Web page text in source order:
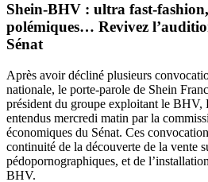
Shein-BHV : ultra fast-
polémiques… Revivez
Sénat
Après avoir décliné plusieurs
nationale, le porte-parole de Shein
président du groupe exploitant le BHV,
entendus mercredi matin par la
économiques du Sénat. Ces
continuité de la découverte de la vente
pédopornographiques, et de
BHV.